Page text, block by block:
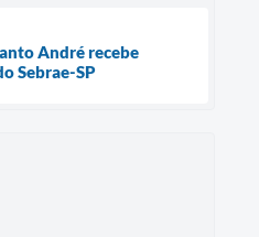
André recebe
Sebrae-SP